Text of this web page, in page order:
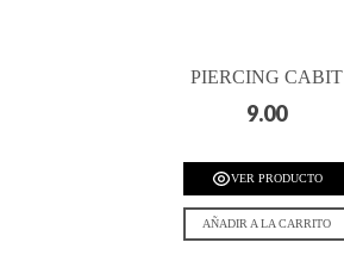
PIERCING CABIT
9.00
VER PRODUCTO
AÑADIR A LA CARRITO